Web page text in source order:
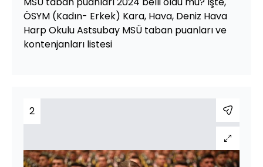
ÖSYM (Kadın- Erkek) Kara, Hava, Deniz Hava
Harp Okulu Astsubay MSÜ taban puanları ve
kontenjanları listesi
2